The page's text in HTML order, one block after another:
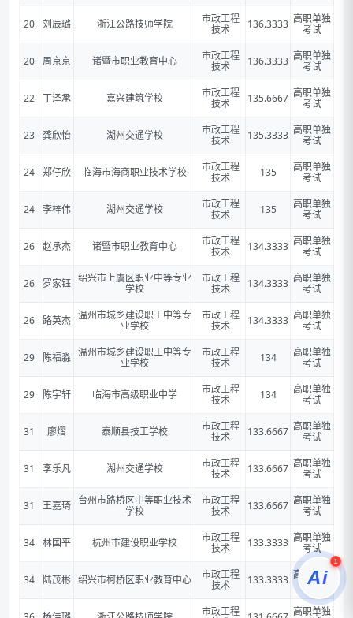
20 刘辰璐 浙江公路技师学院
市政工程
技术
136.3333 高职单独
考试
20 周京京 诸暨市职业教育中心
市政工程
技术
136.3333 高职单独
考试
22 丁泽承 嘉兴建筑学校
市政工程
技术
135.6667 高职单独
考试
23 龚欣怡 湖州交通学校
市政工程
技术
135.3333 高职单独
考试
24 郑仔欣 临海市海商职业技术学校
市政工程
技术
135
高职单独
考试
24 李梓伟 湖州交通学校
市政工程
技术
135
高职单独
考试
26 赵承杰 诸暨市职业教育中心
市政工程
技术
134.3333 高职单独
考试
26 罗家钰 绍兴市上虞区职业中等专业
学校
市政工程
技术
134.3333 高职单独
考试
26 路英杰 温州市城乡建设职工中等专
业学校
市政工程
技术
134.3333 高职单独
考试
29 陈福淼 温州市城乡建设职工中等专
业学校
市政工程
技术
134
高职单独
考试
29 陈宇轩 临海市高级职业中学
市政工程
技术
134
高职单独
考试
31 廖熠 泰顺县技工学校
市政工程
技术
133.6667 高职单独
考试
31 李乐凡 湖州交通学校
市政工程
技术
133.6667 高职单独
考试
31 王嘉琦
台州市路桥区中等职业技术
学校
市政工程
技术
133.6667 高职单独
考试
34 林国平 杭州市建设职业学校
市政工程
技术
133.3333 高职单独
考试
34 陆茂彬 绍兴市柯桥区职业教育中心
市政工程
技术
133.3333 高职单独
考试
市政工程
高职单独
Ai
1